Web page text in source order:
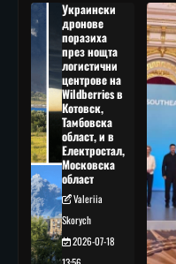
Украински
дронове
поразиха
през нощта
логистични
центрове на
Wildberries в
Котовск,
Тамбовска
област, и в
Електростал,
Московска
област
Valeriia
Skorych
2026-07-18